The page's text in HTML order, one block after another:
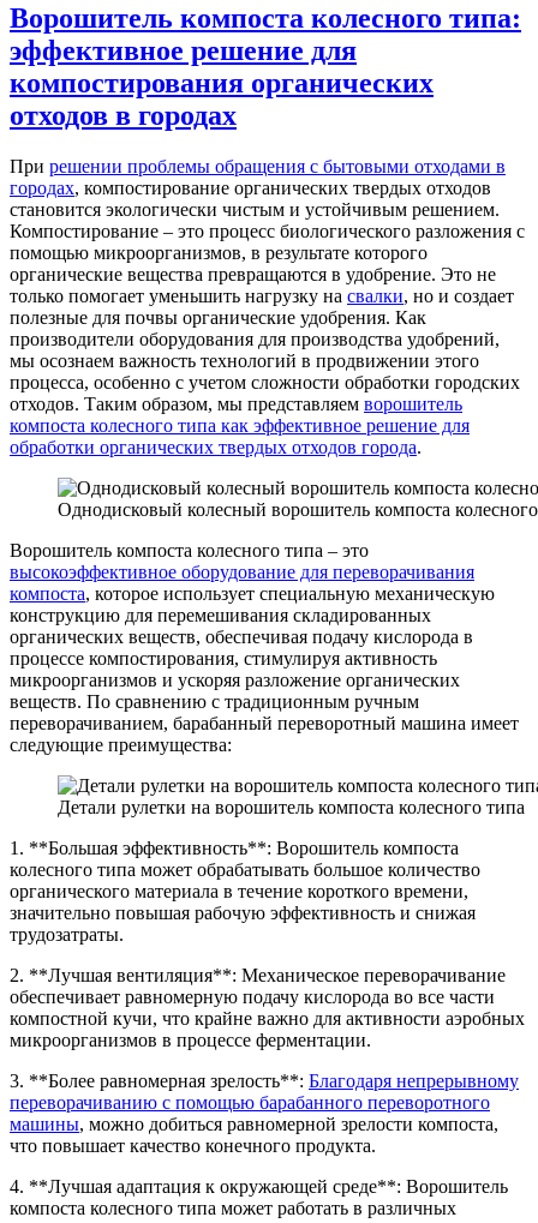
Ворошитель компоста колесного типа:
эффективное решение для
компостирования органических
отходов в городах
При решении проблемы обращения с бытовыми отходами в
городах, компостирование органических твердых отходов
становится экологически чистым и устойчивым решением.
Компостирование – это процесс биологического разложения с
помощью микроорганизмов, в результате которого
органические вещества превращаются в удобрение. Это не
только помогает уменьшить нагрузку на свалки, но и создает
полезные для почвы органические удобрения. Как
производители оборудования для производства удобрений,
мы осознаем важность технологий в продвижении этого
процесса, особенно с учетом сложности обработки городских
отходов. Таким образом, мы представляем ворошитель
компоста колесного типа как эффективное решение для
обработки органических твердых отходов города.
Однодисковый колесный ворошитель компоста
Ворошитель компоста колесного типа – это
высокоэффективное оборудование для переворачивания
компоста, которое использует специальную механическую
конструкцию для перемешивания складированных
органических веществ, обеспечивая подачу кислорода в
процессе компостирования, стимулируя активность
микроорганизмов и ускоряя разложение органических
веществ. По сравнению с традиционным ручным
переворачиванием, барабанный переворотный машина имеет
следующие преимущества:
Детали рулетки на ворошитель компоста колесного типа
1. **Большая эффективность**: Ворошитель компоста
колесного типа может обрабатывать большое количество
органического материала в течение короткого времени,
значительно повышая рабочую эффективность и снижая
трудозатраты.
2. **Лучшая вентиляция**: Механическое переворачивание
обеспечивает равномерную подачу кислорода во все части
компостной кучи, что крайне важно для активности аэробных
микроорганизмов в процессе ферментации.
3. **Более равномерная зрелость**: Благодаря непрерывному
переворачиванию с помощью барабанного переворотного
машины, можно добиться равномерной зрелости компоста,
что повышает качество конечного продукта.
4. **Лучшая адаптация к окружающей среде**: Ворошитель
компоста колесного типа может работать в различных